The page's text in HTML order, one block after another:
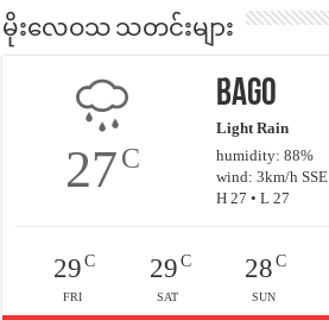
မိုးလေဝသ သတင်းများ
27C
Bago
Light Rain
humidity: 88%
wind: 3km/h SSE
H 27 • L 27
29C
FRI
29C
SAT
28 C
SUN